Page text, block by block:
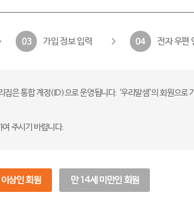
03 가입 정보 입력 04 전자 우편
집은 통합 계정(ID)으로 운영됩니다. ‘우리말샘’의 회원으
주시기 바랍니다.
상인 회원 만 14세 미만인 회원